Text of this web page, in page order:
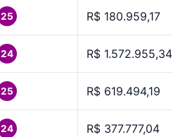
25 R$ 180.959,17
24 R$ 1.572.955,34
25 R$ 619.494,19
24 R$ 377.777,04